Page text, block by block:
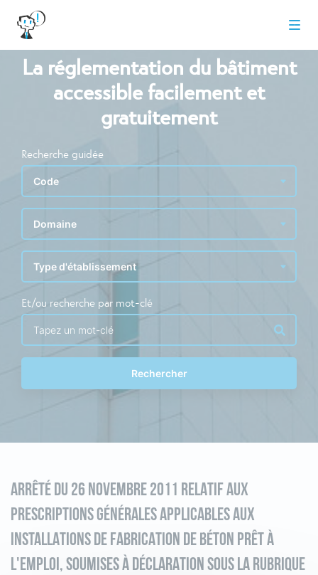
La réglementation du bâtiment
accessible facilement et
gratuitement
Recherche guidée
Et/ou recherche par mot-clé
Rechercher
ARRÊTÉ DU 26 NOVEMBRE 2011 RELATIF AUX
PRESCRIPTIONS GÉNÉRALES APPLICABLES AUX
INSTALLATIONS DE FABRICATION DE BÉTON PRÊT À
L'EMPLOI, SOUMISES À DÉCLARATION SOUS LA RUBRIQUE